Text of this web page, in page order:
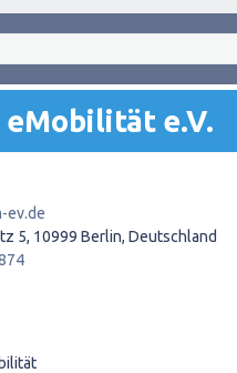
eMobilität e.V.
ev.de
5, 10999 Berlin, Deutschland